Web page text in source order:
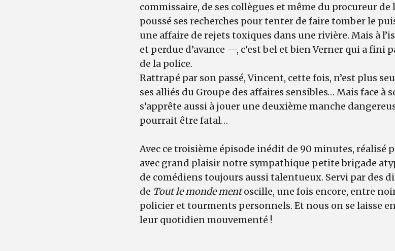
commissaire, de ses collègues et même du procureur
poussé ses recherches pour tenter de faire tomber le
une affaire de rejets toxiques dans une rivière. Mais à
et perdue d’avance —, c’est bel et bien Verner qui a fini
de la police.
Rattrapé par son passé, Vincent, cette fois, n’est plus
ses alliés du Groupe des affaires sensibles… Mais face à
s’apprête aussi à jouer une deuxième manche
pourrait être fatal…
Avec ce troisième épisode inédit de 90 minutes, réalisé
avec grand plaisir notre sympathique petite brigade
de comédiens toujours aussi talentueux. Servi par des
de Tout le monde mentoscille, une fois encore, entre
policier et tourments personnels. Et nous on se laisse
leur quotidien mouvementé !